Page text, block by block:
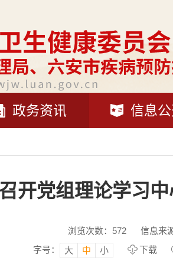
政务资讯 信息
开党组理论学习
浏览次数： 572 信息来
字号：
大 中 小 下载